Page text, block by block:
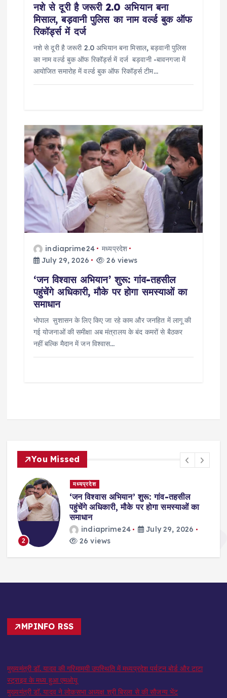
नशे से दूरी है जरूरी 2.0 अभियान बना
मिसाल, बड़वानी पुलिस का नाम वर्ल्ड बुक ऑफ
रिकॉर्ड्स में दर्ज
नशे से दूरी है जरूरी 2.0 अभियान बना मिसाल, बड़वानी पुलिस
का नाम वर्ल्ड बुक ऑफ रिकॉर्ड्स में दर्ज बड़वानी -बावनगजा में
आयोजित समारोह में वर्ल्ड बुक ऑफ रिकॉर्ड्स टीम…
indiaprime24
मध्यप्रदेश
July 29, 2026
26 views
‘जन विश्वास अभियान’ शुरू: गांव-तहसील
पहुंचेंगे अधिकारी, मौके पर होगा समस्याओं का
समाधान
भोपाल सुशासन के लिए किए जा रहे काम और जनहित में लागू की
गई योजनाओं की समीक्षा अब मंत्रालय के बंद कमरों से बैठकर
नहीं बल्कि मैदान में जन विश्वास…
You Missed
2
मध्यप्रदेश
‘जन विश्वास अभियान’ शुरू: गांव-तहसील
पहुंचेंगे अधिकारी, मौके पर होगा समस्याओं का
समाधान
indiaprime24
July 29, 2026
26 views
MPINFO RSS
मुख्यमंत्री डॉ. यादव की गरिमामयी उपस्थिति में मध्यप्रदेश पर्यटन बोर्ड और टाटा
स्ट्राइव के मध्य हुआ एमओयू
मुख्यमंत्री डॉ. यादव ने लोकसभा अध्यक्ष श्री बिरला से की सौजन्य भेंट